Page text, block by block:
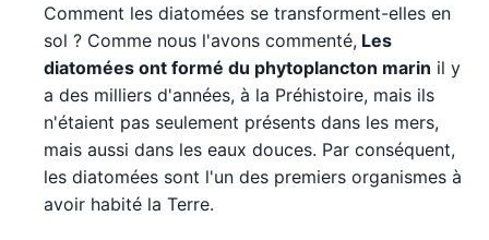
Comment les diatomées se transforment-elles en
sol ? Comme nous l'avons commenté, Les
diatomées ont formé du phytoplancton marin il y
a des milliers d'années, à la Préhistoire, mais ils
n'étaient pas seulement présents dans les mers,
mais aussi dans les eaux douces. Par conséquent,
les diatomées sont l'un des premiers organismes à
avoir habité la Terre.